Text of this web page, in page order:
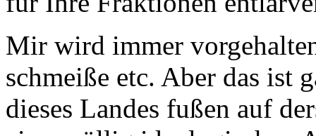
Mir wird immer
schmeiße etc. Aber das ist
dieses Landes fußen auf